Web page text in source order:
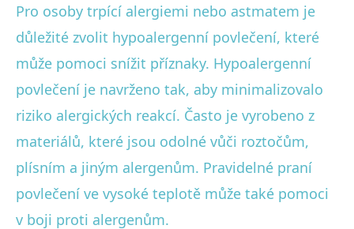
Pro osoby trpící alergiemi nebo astmatem je
důležité zvolit hypoalergenní povlečení, které
může pomoci snížit příznaky. Hypoalergenní
povlečení je navrženo tak, aby minimalizovalo
riziko alergických reakcí. Často je vyrobeno z
materiálů, které jsou odolné vůči roztočům,
plísním a jiným alergenům. Pravidelné praní
povlečení ve vysoké teplotě může také pomoci
v boji proti alergenům.